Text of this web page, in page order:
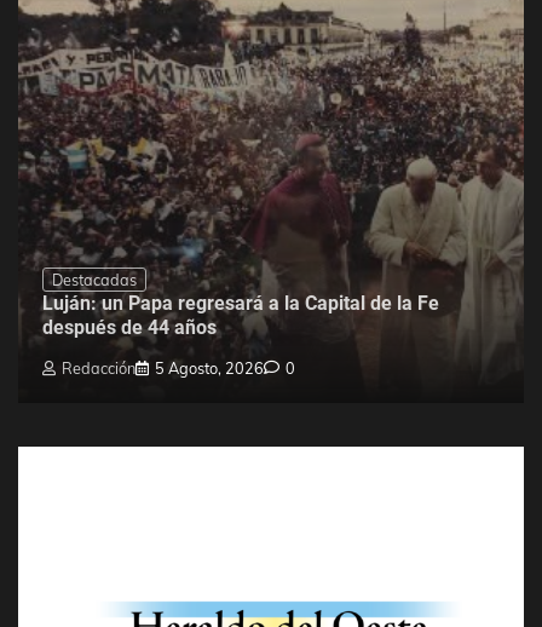
Destacadas
Luján: un Papa regresará a la Capital de la Fe
después de 44 años
Redacción 5 Agosto, 2026 0